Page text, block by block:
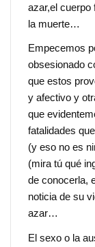
azar,el cuerpo
la muerte…
Empecemos
obsesionado
que estos
y afectivo y
que
fatalidades
(y eso no es
(mira tú qué
de conocerla,
noticia de su
azar…
El sexo o la